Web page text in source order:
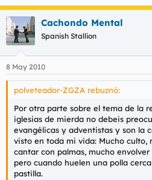
Cachondo Mental
Spanish Stallion
8 May 2010
polveteador-ZGZA rebuznó:
Por otra parte sobre el tema de la
iglesias de mierda no debeis
evangélicas y adventistas y son la
visto en toda mi vida: Mucho culto,
cantar con palmas, mucho
pero cuando huelen una polla
pastilla.